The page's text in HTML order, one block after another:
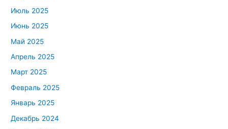
Июль 2025
Июнь 2025
Май 2025
Апрель 2025
Март 2025
Февраль 2025
Январь 2025
Декабрь 2024